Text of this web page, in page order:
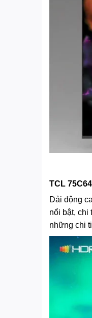
TCL
Dải động
nổi bật, chi
những chi